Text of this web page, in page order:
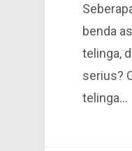
benda
telinga,
serius?
telinga…